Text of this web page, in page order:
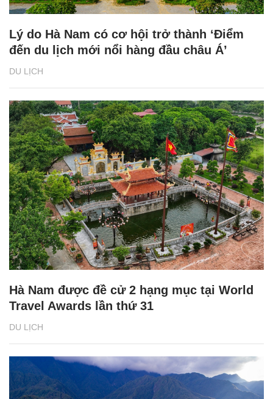
DU LỊCH
Lý do Hà Nam có cơ hội trở thành ‘Điểm
đến du lịch mới nổi hàng đầu châu Á’
DU LỊCH
Hà Nam được đề cử 2 hạng mục tại World
Travel Awards lần thứ 31